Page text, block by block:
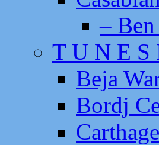
–
T U N E S
Beja
Bordj